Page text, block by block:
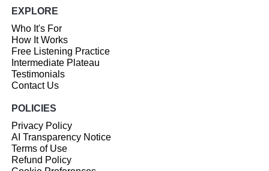
EXPLORE
Who It's For
How It Works
Free Listening Practice
Intermediate Plateau
Testimonials
Contact Us
POLICIES
Privacy Policy
AI Transparency Notice
Terms of Use
Refund Policy